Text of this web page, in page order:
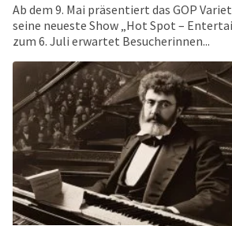
Ab dem 9. Mai präsentiert das GOP
seine neueste Show „Hot Spot –
zum 6. Juli erwartet Besucherinnen...